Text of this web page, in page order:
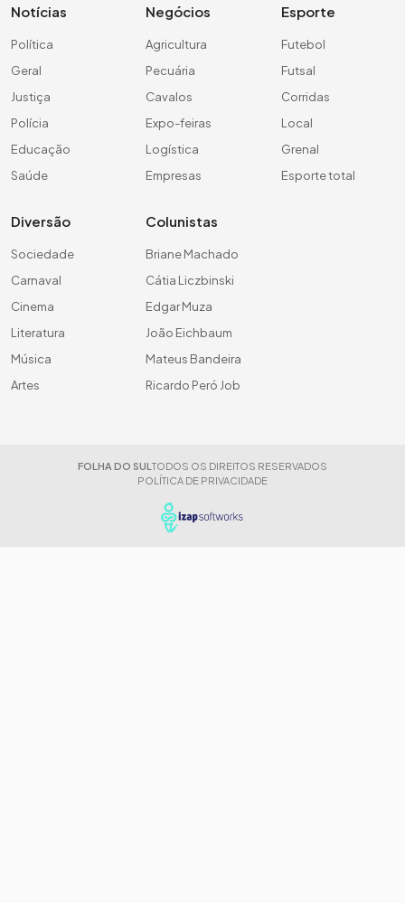
Notícias
Política
Geral
Justiça
Polícia
Educação
Saúde
Negócios
Agricultura
Pecuária
Cavalos
Expo-feiras
Logística
Empresas
Esporte
Futebol
Futsal
Corridas
Local
Grenal
Esporte total
Diversão
Sociedade
Carnaval
Cinema
Literatura
Música
Artes
Colunistas
Briane Machado
Cátia Liczbinski
Edgar Muza
João Eichbaum
Mateus Bandeira
Ricardo Peró Job
FOLHA DO SUL TODOS OS DIREITOS RESERVADOS
POLÍTICA DE PRIVACIDADE